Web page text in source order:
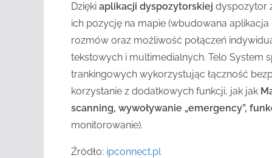
Dzięki aplikacji dyspozytorskiej dyspozytor
ich pozycję na mapie (wbudowana
rozmów oraz możliwość połączeń
tekstowych i multimedialnych. Telo System
trankingowych wykorzystując łączność
korzystanie z dodatkowych funkcji, jak jak
scanning, wywoływanie „emergency”,
monitorowanie).
Źródło: ipconnect.pl